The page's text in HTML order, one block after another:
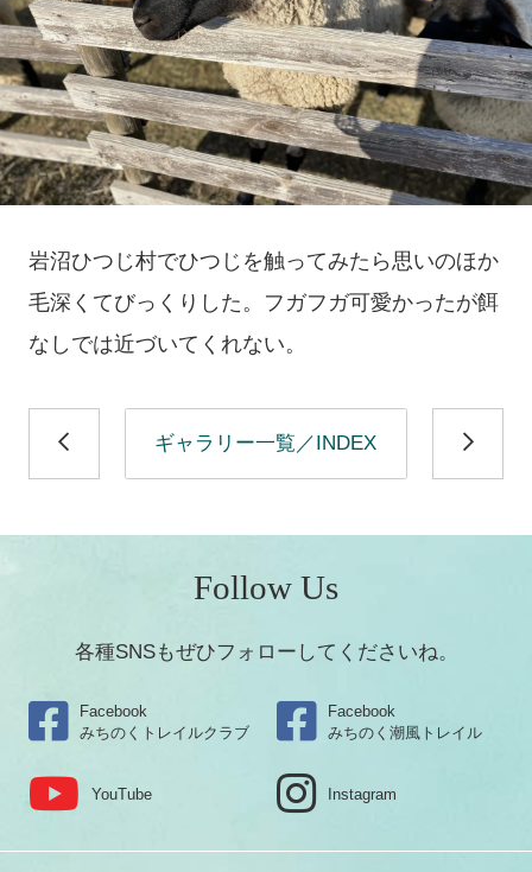
岩沼ひつじ村でひつじを触ってみたら思いのほか
毛深くてびっくりした。フガフガ可愛かったが餌
なしでは近づいてくれない。
ギャラリー一覧／INDEX
Follow Us
各種SNSもぜひフォローしてくださいね。
Facebook
みちのくトレイルクラブ
Facebook
みちのく潮風トレイル
YouTube Instagram